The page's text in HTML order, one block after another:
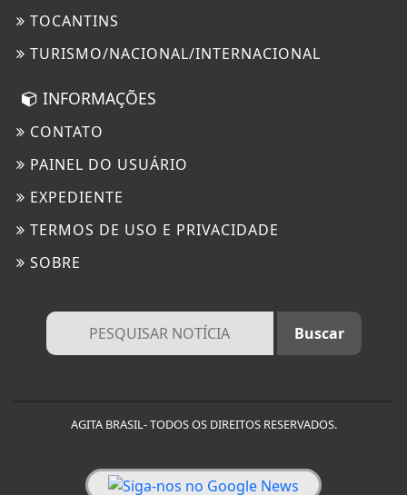
TOCANTINS
TURISMO/NACIONAL/INTERNACIONAL
INFORMAÇÕES
CONTATO
PAINEL DO USUÁRIO
EXPEDIENTE
TERMOS DE USO E PRIVACIDADE
SOBRE
AGITA BRASIL- TODOS OS DIREITOS RESERVADOS.